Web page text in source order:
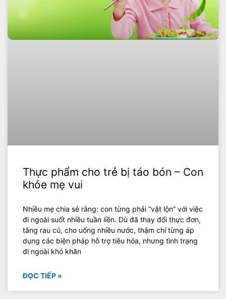
Thực phẩm cho trẻ bị táo bón – Con
khỏe mẹ vui
Nhiều mẹ chia sẻ rằng: con từng phải “vật lộn” với việc
đi ngoài suốt nhiều tuần liền. Dù đã thay đổi thực đơn,
tăng rau củ, cho uống nhiều nước, thậm chí từng áp
dụng các biện pháp hỗ trợ tiêu hóa, nhưng tình trạng
đi ngoài khó khăn
ĐỌC TIẾP »